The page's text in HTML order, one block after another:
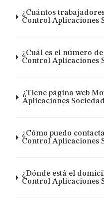
¿Cuántos
Control Aplicaciones
¿Cuál es el número
Control Aplicaciones
¿Tiene página web
Aplicaciones
¿Cómo puedo
Control Aplicaciones
¿Dónde está el
Control Aplicaciones